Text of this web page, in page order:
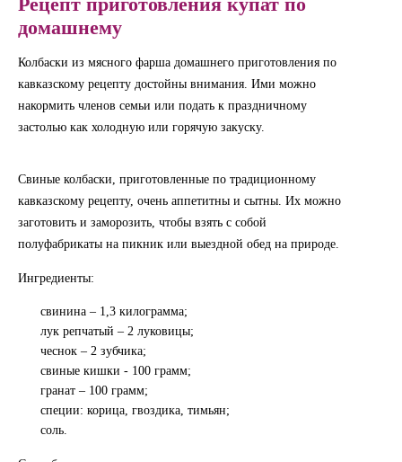
домашнему
Колбаски из мясного фарша домашнего приготовления по
кавказскому рецепту достойны внимания. Ими можно
накормить членов семьи или подать к праздничному
застолью как холодную или горячую закуску.
Свиные колбаски, приготовленные по традиционному
кавказскому рецепту, очень аппетитны и сытны. Их можно
заготовить и заморозить, чтобы взять с собой
полуфабрикаты на пикник или выездной обед на природе.
Ингредиенты:
свинина – 1,3 килограмма;
лук репчатый – 2 луковицы;
чеснок – 2 зубчика;
свиные кишки - 100 грамм;
гранат – 100 грамм;
специи: корица, гвоздика, тимьян;
соль.